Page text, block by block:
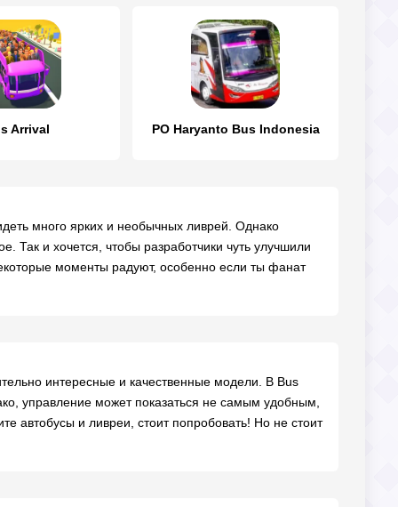
Arrival PO Haryanto Bus Indonesia
много ярких и необычных ливрей. Однако
Так и хочется, чтобы разработчики чуть улучшили
моменты радуют, особенно если ты фанат
интересные и качественные модели. В Bus
управление может показаться не самым удобным,
автобусы и ливреи, стоит попробовать! Но не стоит